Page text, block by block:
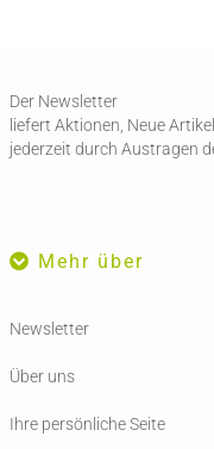
Der Newsletter
liefert Aktionen, Neue
jederzeit durch Austragen
Mehr über
Newsletter
Über uns
Ihre persönliche Seite